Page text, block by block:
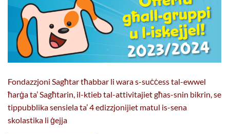
Fondazzjoni Sagħtar tħabbar li wara s-suċċess tal-ewwel
ħarġa ta’ Sagħtarin, il-ktieb tal-attivitajiet għas-snin bikrin, se
tippubblika sensiela ta’ 4 edizzjonijiet matul is-sena
skolastika li ġejja